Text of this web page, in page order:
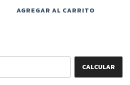
CALCULAR